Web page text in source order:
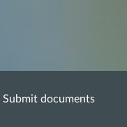
Submit documents